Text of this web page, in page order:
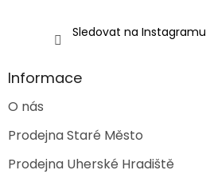
Sledovat na Instagramu
Informace
O nás
Prodejna Staré Město
Prodejna Uherské Hradiště